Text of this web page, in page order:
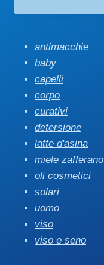
antimacchie
baby
capelli
corpo
curativi
detersione
latte d'asina
miele zafferano
oli cosmetici
solari
uomo
viso
viso e seno